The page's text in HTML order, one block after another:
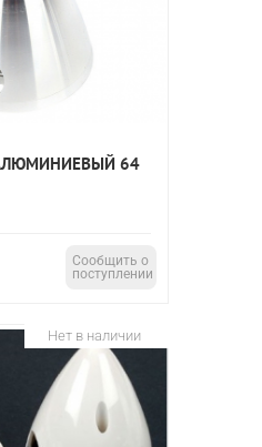
АЛЮМИНИЕВЫЙ 64
Сообщить о
поступлении
Нет в наличии